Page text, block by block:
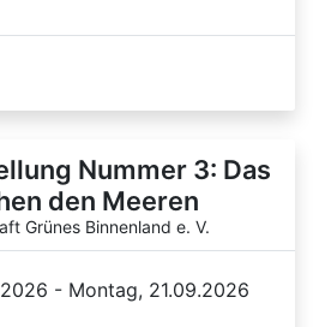
Nummer 3: Das
den Meeren
Grünes Binnenland e. V.
- Montag, 21.09.2026